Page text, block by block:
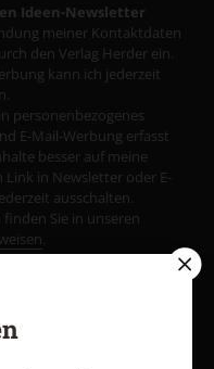
Ideen-Newsletter
meiner Kontaktdaten
den Verlag Herder ein.
kann ich jederzeit
personenbezogenes
E-Mail-Werbung erfasst
besser auf meine
Link in Newsletter oder E-
ausschalten.
Sie in unseren
.